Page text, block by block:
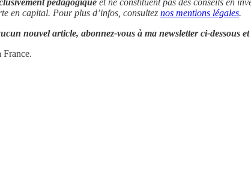
pédagogique et ne constituent pas des conseils en
en capital. Pour plus d’infos, consultez nos mentions légales.
nouvel article, abonnez-vous à ma newsletter ci-dessous et
France.